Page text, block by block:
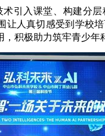
引入课堂、构建分
让人真切感受到学校
积极助力筑牢青少年